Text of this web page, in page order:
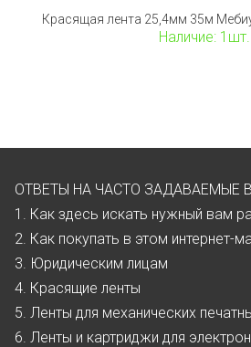
Красящая лента 25,4мм 35м
Наличие: 1шт.
ОТВЕТЫ НА ЧАСТО ЗАДАВАЕМЫЕ
1. Как здесь искать нужный вам
2. Как покупать в этом интернет-
3. Юридическим лицам
4. Красящие ленты
5. Ленты для механических
6. Ленты и картриджи для